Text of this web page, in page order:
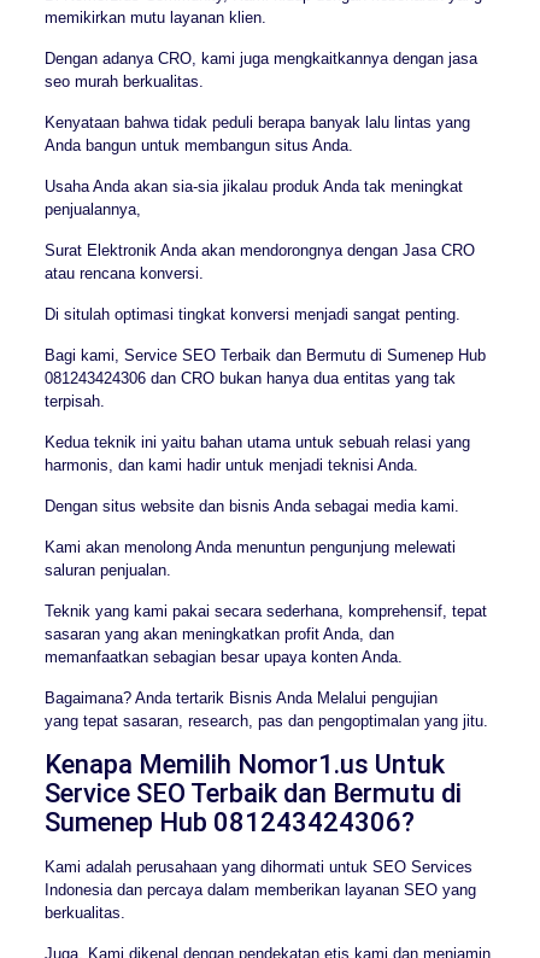
memikirkan mutu layanan klien.
Dengan adanya CRO, kami juga mengkaitkannya dengan jasa
seo murah berkualitas.
Kenyataan bahwa tidak peduli berapa banyak lalu lintas yang
Anda bangun untuk membangun situs Anda.
Usaha Anda akan sia-sia jikalau produk Anda tak meningkat
penjualannya,
Surat Elektronik Anda akan mendorongnya dengan Jasa CRO
atau rencana konversi.
Di situlah optimasi tingkat konversi menjadi sangat penting.
Bagi kami, Service SEO Terbaik dan Bermutu di Sumenep Hub
081243424306 dan CRO bukan hanya dua entitas yang tak
terpisah.
Kedua teknik ini yaitu bahan utama untuk sebuah relasi yang
harmonis, dan kami hadir untuk menjadi teknisi Anda.
Dengan situs website dan bisnis Anda sebagai media kami.
Kami akan menolong Anda menuntun pengunjung melewati
saluran penjualan.
Teknik yang kami pakai secara sederhana, komprehensif, tepat
sasaran yang akan meningkatkan profit Anda, dan
memanfaatkan sebagian besar upaya konten Anda.
Bagaimana? Anda tertarik Bisnis Anda Melalui pengujian
yang tepat sasaran, research, pas dan pengoptimalan yang jitu.
Kenapa Memilih Nomor1.us Untuk
Service SEO Terbaik dan Bermutu di
Sumenep Hub 081243424306?
Kami adalah perusahaan yang dihormati untuk SEO Services
Indonesia dan percaya dalam memberikan layanan SEO yang
berkualitas.
Juga, Kami dikenal dengan pendekatan etis kami dan menjamin